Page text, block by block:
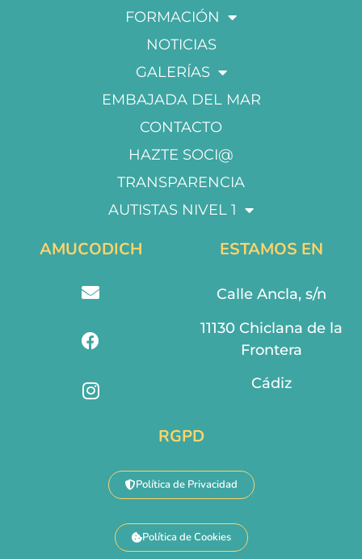
FORMACIÓN
NOTICIAS
GALERÍAS
EMBAJADA DEL MAR
CONTACTO
HAZTE SOCI@
TRANSPARENCIA
AUTISTAS NIVEL 1
AMUCODICH ESTAMOS EN
Calle Ancla, s/n
11130 Chiclana de la
Frontera
Cádiz
RGPD
Política de Privacidad
Política de Cookies